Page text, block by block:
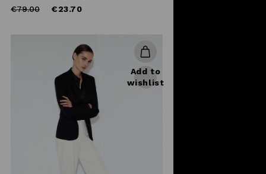
Price
€79.00to €23.70
Add to
wishlist